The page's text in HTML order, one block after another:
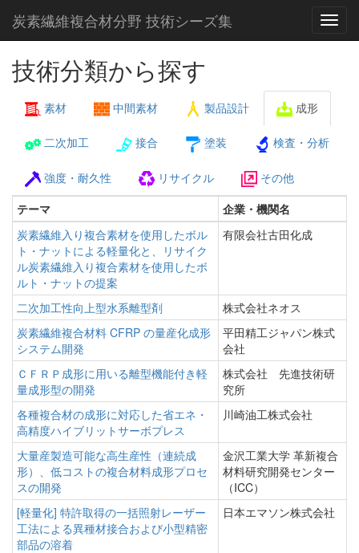
炭素繊維複合材分野 技術シーズ集
技術分類から探す
素材 中間素材 製品設計 成形
二次加工 接合 塗装 検査・分析
強度・耐久性 リサイクル
その他
テーマ
企業・機関名
炭素繊維入り複合素材を使用したボル
ト・ナットによる軽量化と、リサイク
ル炭素繊維入り複合素材を使用したボ
ルト・ナットの提案
有限会社古田化成
二次加工性向上型水系離型剤
株式会社ネオス
炭素繊維複合材料 CFRP の量産化成形
システム開発
平田精工ジャパン株式
会社
ＣＦＲＰ成形に用いる離型機能付き軽
量成形型の開発
株式会社 先進技術研
究所
各種複合材の成形に対応した省エネ・
高精度ハイブリットサーボプレス
川崎油工株式会社
大量産製造可能な高生産性（連続成
形）、低コストの複合材料成形プロセ
スの開発
金沢工業大学 革新複合
材料研究開発センター
（ICC）
[軽量化] 特許取得の一括照射レーザー
工法による異種材接合および小型精密
部品の溶着
日本エマソン株式会社